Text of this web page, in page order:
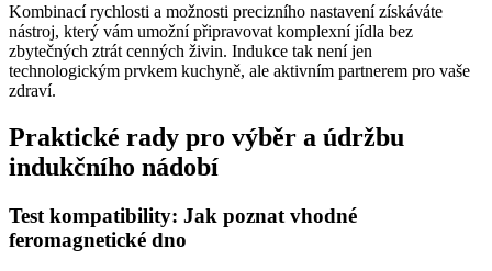
Kombinací rychlosti a možnosti precizního nastavení získáváte
nástroj, který vám umožní připravovat komplexní jídla bez
zbytečných ztrát cenných živin. Indukce tak není jen
technologickým prvkem kuchyně, ale aktivním partnerem pro vaše
zdraví.
Praktické rady pro výběr a údržbu
indukčního nádobí
Test kompatibility: Jak poznat vhodné
feromagnetické dno